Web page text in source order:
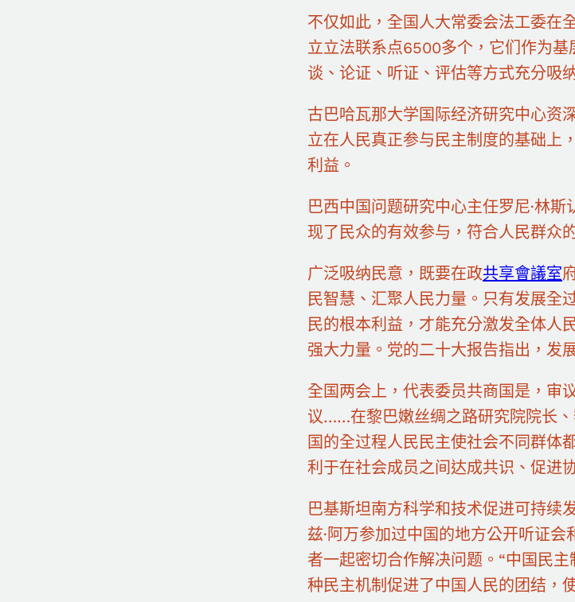
不仅如此，全国人大常委会法工委在
立立法联系点6500多个，它们作为
谈、论证、听证、评估等方式充分吸
古巴哈瓦那大学国际经济研究中心资
立在人民真正参与民主制度的基础上
利益。
巴西中国问题研究中心主任罗尼·林
现了民众的有效参与，符合人民群众
广泛吸纳民意，既要在政共享會議室
民智慧、汇聚人民力量。只有发展全
民的根本利益，才能充分激发全体人
强大力量。党的二十大报告指出，发
全国两会上，代表委员共商国是，审
议……在黎巴嫩丝绸之路研究院院长
国的全过程人民民主使社会不同群体
利于在社会成员之间达成共识、促进
巴基斯坦南方科学和技术促进可持续
兹·阿万参加过中国的地方公开听证
者一起密切合作解决问题。“中国民
种民主机制促进了中国人民的团结，